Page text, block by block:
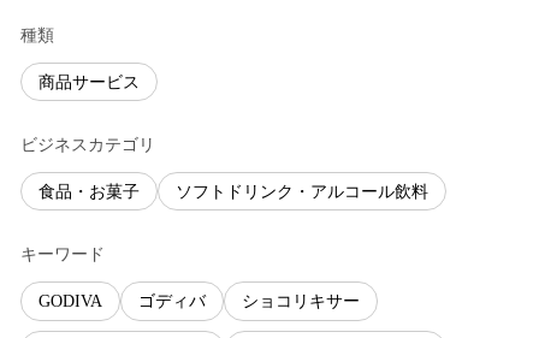
種類
商品サービス
ビジネスカテゴリ
食品・お菓子 ソフトドリンク・アルコール飲料
キーワード
GODIVA ゴディバ ショコリキサー